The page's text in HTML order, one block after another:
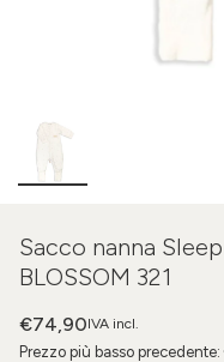
Sacco nanna
BLOSSOM 321
IVA incl.
€74,90
Prezzo più basso precedente: